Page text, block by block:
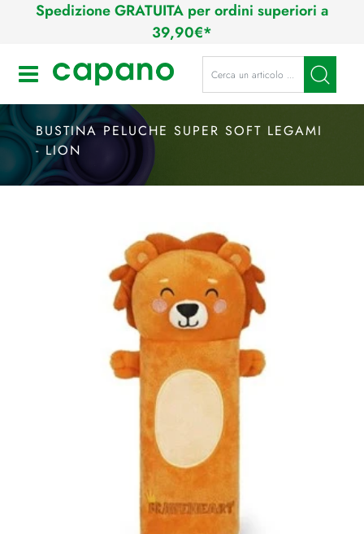
Spedizione GRATUITA per ordini superiori a
39,90€*
Open La modifica di un filtro
BUSTINA PELUCHE SUPER SOFT LEGAMI
- LION